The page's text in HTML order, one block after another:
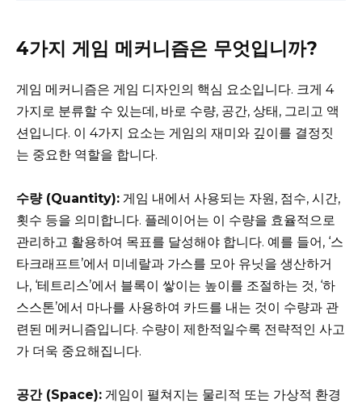
4가지 게임 메커니즘은 무엇입니까?
게임 메커니즘은 게임 디자인의 핵심 요소입니다. 크게 4
가지로 분류할 수 있는데, 바로 수량, 공간, 상태, 그리고 액
션입니다. 이 4가지 요소는 게임의 재미와 깊이를 결정짓
는 중요한 역할을 합니다.
수량 (Quantity): 게임 내에서 사용되는 자원, 점수, 시간,
횟수 등을 의미합니다. 플레이어는 이 수량을 효율적으로
관리하고 활용하여 목표를 달성해야 합니다. 예를 들어, ‘스
타크래프트’에서 미네랄과 가스를 모아 유닛을 생산하거
나, ‘테트리스’에서 블록이 쌓이는 높이를 조절하는 것, ‘하
스스톤’에서 마나를 사용하여 카드를 내는 것이 수량과 관
련된 메커니즘입니다. 수량이 제한적일수록 전략적인 사고
가 더욱 중요해집니다.
공간 (Space): 게임이 펼쳐지는 물리적 또는 가상적 환경